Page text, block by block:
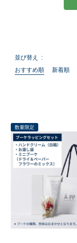
並び替え
おすすめ順
新着順
数量限定